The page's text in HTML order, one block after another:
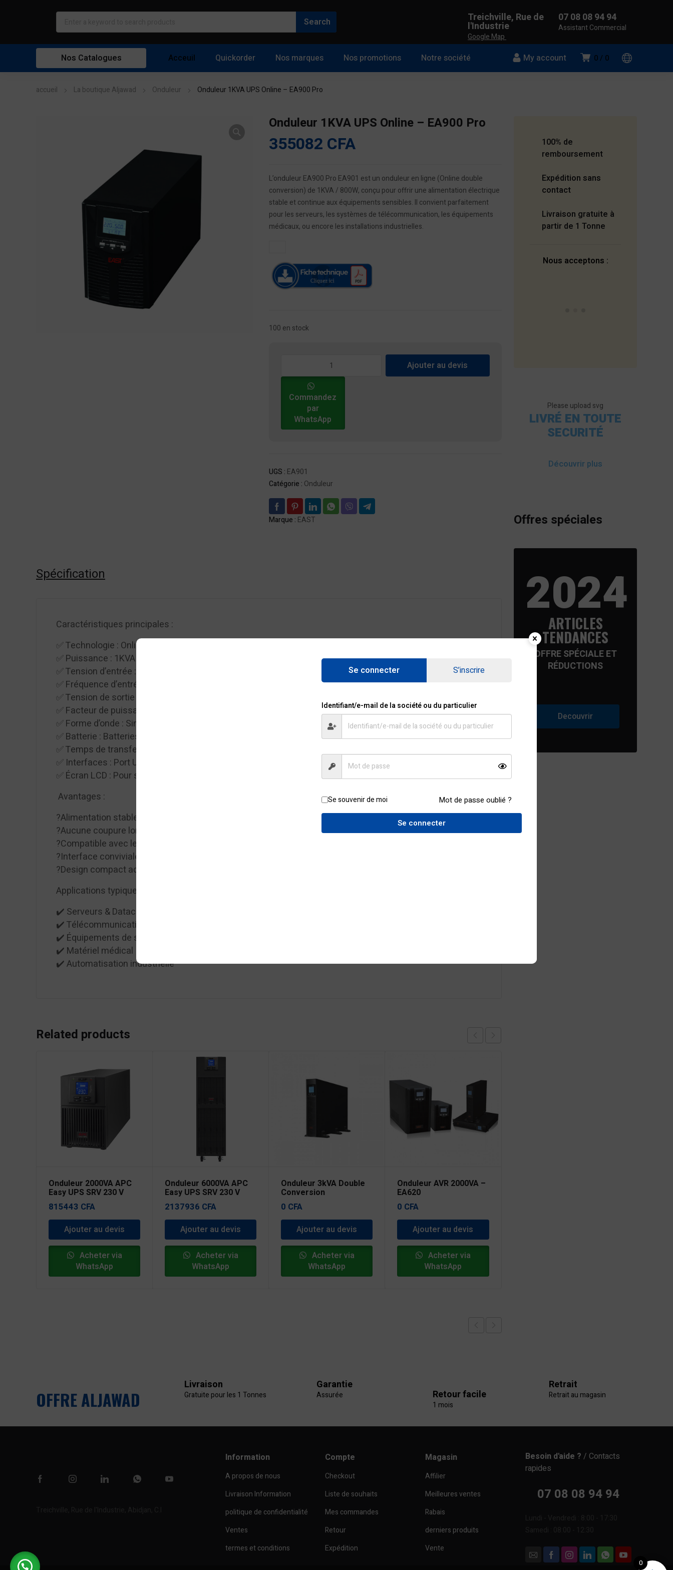
Treichville, Rue de
l'Industrie
Google Map
07 08 08 94 94
Assistant Commercial
0 0
My account
Nos Catalogues Acceuil Quickorder Nos marques Nos promotions Notre société
accueil La boutique Aljawad Onduleur Onduleur 1KVA UPS Online – EA900 Pro
Onduleur 1KVA UPS Online – EA900 Pro
355082 CFA
L’onduleur EA900 Pro EA901 est un onduleur en ligne (Online double
conversion) de 1KVA / 800W, conçu pour offrir une alimentation électrique
stable et continue aux équipements sensibles. Il convient parfaitement
pour les serveurs, les systèmes de télécommunication, les équipements
médicaux, ou encore les installations industrielles.
100 en stock
Onduleur
1KVA
UPS
Online
Ajouter au devis
Commandez
par
WhatsApp
UGS : EA901
Catégorie : Onduleur
Marque : EAST
Spécification
Caractéristiques principales :
✅ Technologie : Online double conversion (VFI)
✅ Puissance : 1KVA / 800W
✅ Tension d’entrée : 220/230/240V AC ± 25%
✅ Fréquence d’entrée : 50/60Hz auto-détection
✅ Tension de sortie : 220/230/240V ± 1%
✅ Facteur de puissance de sortie : 0.8
✅ Forme d’onde : Sinusoïdale pure
✅ Batterie : Batteries internes (généralement 2x12V) remplaçables à chaud
✅ Temps de transfert : 0 ms (zéro coupure grâce à la double conversion)
✅ Interfaces : Port USB, RS232, et emplacement pour carte SNMP optionnelle
✅ Écran LCD : Pour surveillance en temps réel (tension, fréquence, charge, autonomie…)
Avantages :
?Alimentation stable même en cas de perturbations électriques
?Aucune coupure lors du passage sur batterie
?Compatible avec les générateurs
?Interface conviviale pour un contrôle rapide de l’état de l’onduleur
?Design compact adapté aux bureaux comme aux baies techniques
Applications typiques :
✔️ Serveurs & Datacenters
✔️ Télécommunications
✔️ Équipements de sécurité (CCTV, contrôle d’accès)
✔️ Matériel médical
✔️ Automatisation industrielle
Related products
Onduleur 2000VA APC
Easy UPS SRV 230 V
815443 CFA
Ajouter au devis
Acheter via
WhatsApp
Onduleur 6000VA APC
Easy UPS SRV 230 V
2137936 CFA
Ajouter au devis
Acheter via
WhatsApp
Onduleur 3kVA Double
Conversion
Ea900PRORt
0 CFA
Ajouter au devis
Acheter via
WhatsApp
Onduleur AVR 2000VA –
EA620
0 CFA
Ajouter au devis
Acheter via
WhatsApp
100% de
remboursement
Expédition sans
contact
Livraison gratuite à
partir de 1 Tonne
Nous acceptons :
Please upload svg
LIVRÉ EN TOUTE
SECURITÉ
Découvrir plus
Offres spéciales
2024
ARTICLES
TENDANCES
OFFRE SPÉCIALE ET
RÉDUCTIONS
Decouvrir
OFFRE ALJAWAD
Livraison
Gratuite pour les 1 Tonnes
Garantie
Assurée Retour facile
1 mois
Retrait
Retrait au magasin
Information
A propos de nous
Livraison Information
politique de confidentialité
Ventes
termes et conditions
Compte
Checkout
Liste de souhaits
Mes commandes
Retour
Expédition
Magasin
Affilier
Meilleures ventes
Rabais
derniers produits
Vente
Besoin d'aide ? / Contacts
rapides
07 08 08 94 94
Se connecter S’inscrire
Identifiant/e-mail de la société ou du particulier
Se souvenir de moi Mot de passe oublié ?
Se connecter
0